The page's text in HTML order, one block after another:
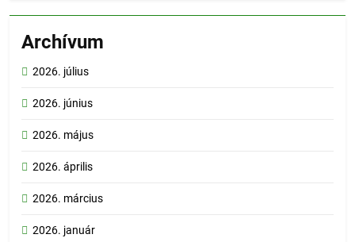
Archívum
2026. július
2026. június
2026. május
2026. április
2026. március
2026. január